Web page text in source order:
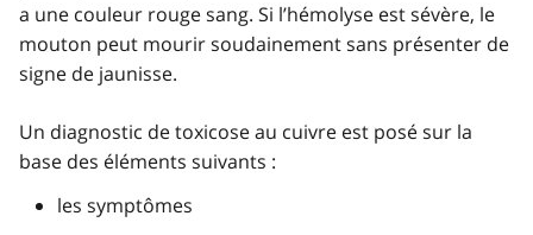
a une couleur rouge sang. Si l’hémolyse est sévère, le
mouton peut mourir soudainement sans présenter de
signe de jaunisse.
Un diagnostic de toxicose au cuivre est posé sur la
base des éléments suivants :
les symptômes